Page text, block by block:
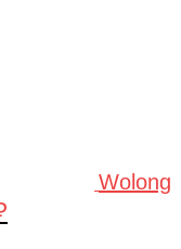
Wolong